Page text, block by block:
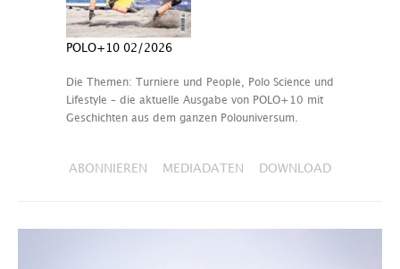
POLO+10 02/2026
Die Themen: Turniere und People, Polo Science und
Lifestyle – die aktuelle Ausgabe von POLO+10 mit
Geschichten aus dem ganzen Polouniversum.
ABONNIEREN MEDIADATEN DOWNLOAD